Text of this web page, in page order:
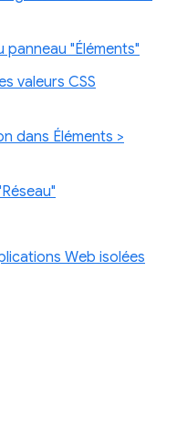
"Éléments"
valeurs CSS
dans Éléments >
Web isolées